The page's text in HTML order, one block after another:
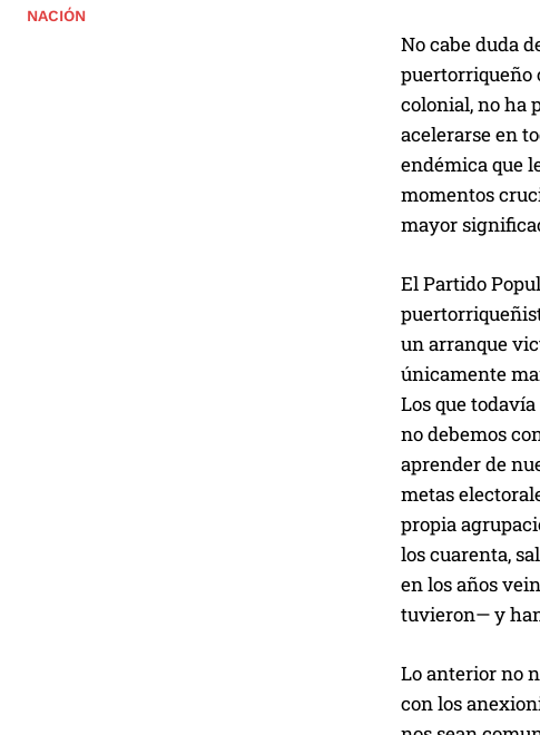
NACIÓN
No cabe duda
puertorriqueño
colonial, no ha
acelerarse en
endémica que
momentos
mayor
El Partido
un arranque
únicamente
Los que
no debemos
aprender de
metas
propia
los cuarenta,
en los años
tuvieron— y
Lo anterior no
con los